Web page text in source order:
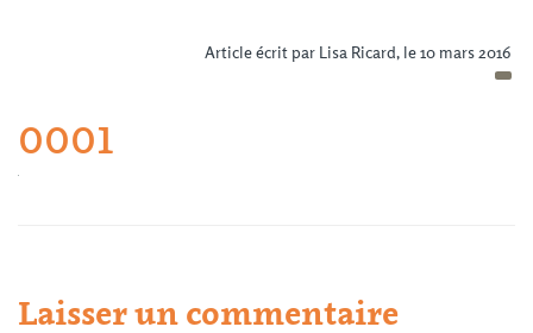
Article écrit par Lisa Ricard, le 10 mars 2016
0001
Laisser un commentaire